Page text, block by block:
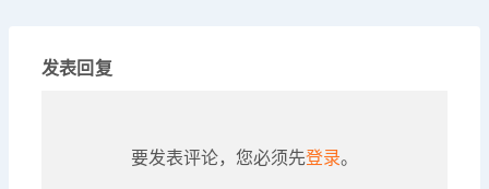
发表回复
要发表评论，您必须先登录。